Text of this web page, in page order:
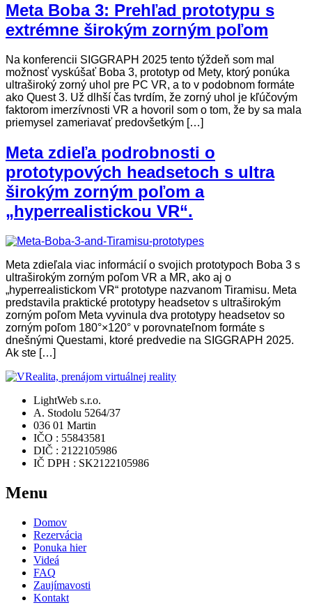
Meta Boba 3: Prehľad prototypu s
extrémne širokým zorným poľom
Na konferencii SIGGRAPH 2025 tento týždeň som mal
možnosť vyskúšať Boba 3, prototyp od Mety, ktorý ponúka
ultraširoký zorný uhol pre PC VR, a to v podobnom formáte
ako Quest 3. Už dlhší čas tvrdím, že zorný uhol je kľúčovým
faktorom imerzívnosti VR a hovoril som o tom, že by sa mala
priemysel zameriavať predovšetkým […]
Meta zdieľa podrobnosti o
prototypových headsetoch s ultra
širokým zorným poľom a
„hyperrealistickou VR“.
Meta zdieľala viac informácií o svojich prototypoch Boba 3 s
ultraširokým zorným poľom VR a MR, ako aj o
„hyperrealistickom VR“ prototype nazvanom Tiramisu. Meta
predstavila praktické prototypy headsetov s ultraširokým
zorným poľom Meta vyvinula dva prototypy headsetov so
zorným poľom 180°×120° v porovnateľnom formáte s
dnešnými Questami, ktoré predvedie na SIGGRAPH 2025.
Ak ste […]
LightWeb s.r.o.
A. Stodolu 5264/37
036 01 Martin
IČO : 55843581
DIČ : 2122105986
IČ DPH : SK2122105986
Menu
Domov
Rezervácia
Ponuka hier
Videá
FAQ
Zaujímavosti
Kontakt